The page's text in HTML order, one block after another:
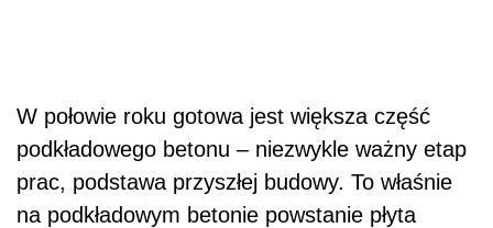
W połowie roku gotowa jest większa część
podkładowego betonu – niezwykle ważny etap
prac, podstawa przyszłej budowy. To właśnie
na podkładowym betonie powstanie płyta